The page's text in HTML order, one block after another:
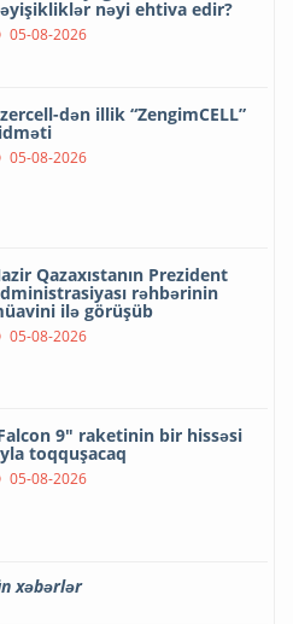
nəyi ehtiva edir?
05-08-2026
dən illik “ZengimCELL”
05-08-2026
Qazaxıstanın Prezident
rəhbərinin
ilə görüşüb
05-08-2026
9" raketinin bir hissəsi
toqquşacaq
05-08-2026
xəbərlər